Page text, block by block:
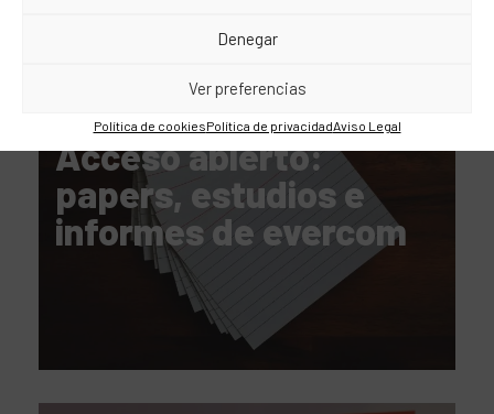
Denegar
Ver preferencias
Política de cookiesPolítica de privacidadAviso Legal
Acceso abierto:
papers, estudios e
informes de evercom